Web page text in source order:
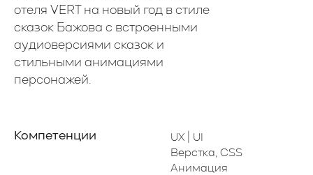
Блог
Контакты
отеля VERT на новый год в стиле
сказок Бажова с встроенными
аудиоверсиями сказок и
стильными анимациями
персонажей.
Компетенции
UX | UI
Верстка, CSS
Анимация